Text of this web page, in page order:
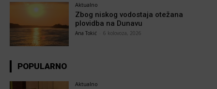
Aktualno
Zbog niskog vodostaja otežana
plovidba na Dunavu
Ana Tokić 6 kolovoza, 2026
POPULARNO
Aktualno